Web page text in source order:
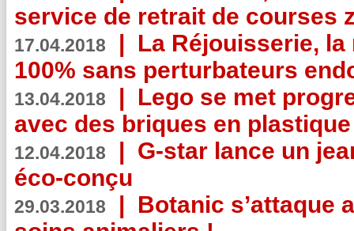
service de retrait de courses
17.04.2018 | La Réjouisserie,
100% sans perturbateurs
13.04.2018 | Lego se met
avec des briques en
12.04.2018 | G-star lance un
éco-conçu
29.03.2018 | Botanic s’attaque